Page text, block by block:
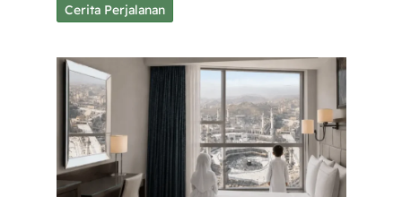
Cerita Perjalanan